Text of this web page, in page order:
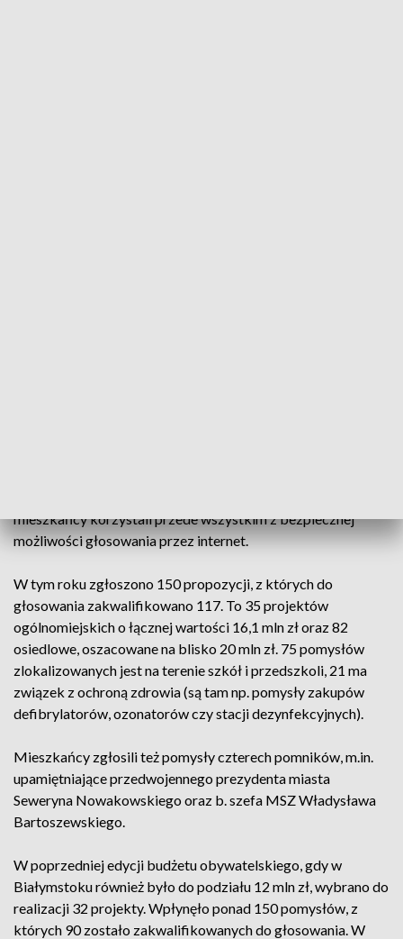
mieszkańcy korzystali przede wszystkim z bezpiecznej
możliwości głosowania przez internet.
W tym roku zgłoszono 150 propozycji, z których do
głosowania zakwalifikowano 117. To 35 projektów
ogólnomiejskich o łącznej wartości 16,1 mln zł oraz 82
osiedlowe, oszacowane na blisko 20 mln zł. 75 pomysłów
zlokalizowanych jest na terenie szkół i przedszkoli, 21 ma
związek z ochroną zdrowia (są tam np. pomysły zakupów
defibrylatorów, ozonatorów czy stacji dezynfekcyjnych).
Mieszkańcy zgłosili też pomysły czterech pomników, m.in.
upamiętniające przedwojennego prezydenta miasta
Seweryna Nowakowskiego oraz b. szefa MSZ Władysława
Bartoszewskiego.
W poprzedniej edycji budżetu obywatelskiego, gdy w
Białymstoku również było do podziału 12 mln zł, wybrano do
realizacji 32 projekty. Wpłynęło ponad 150 pomysłów, z
których 90 zostało zakwalifikowanych do głosowania. W